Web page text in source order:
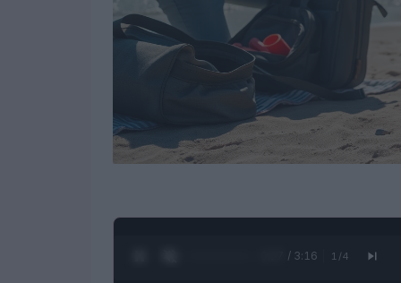
0:28 / 3:16 1 /4